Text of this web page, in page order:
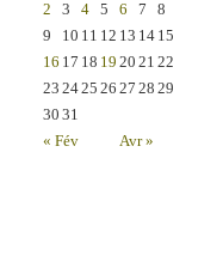
« Fév Avr »
2
3 4 5 6 7
8
9
10 11 12 13 14 15
16 17 18 19 20 21 22
23 2425 26 27 28 29
30 31